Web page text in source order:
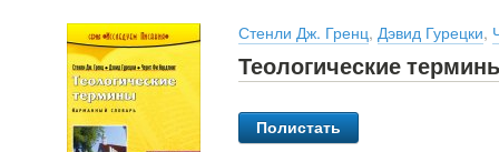
Стенли Дж. Гренц, Дэвид Гурецки,
Теологические
Полистать